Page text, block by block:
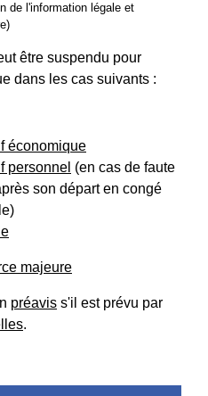
de l'information légale et
être suspendu pour
dans les cas suivants :
économique
personnel (en cas de faute
son départ en congé
majeure
préavis s'il est prévu par
.